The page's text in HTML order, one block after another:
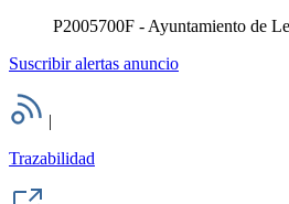
P2005700F - Ayuntamiento de
Suscribir alertas anuncio
|
Trazabilidad